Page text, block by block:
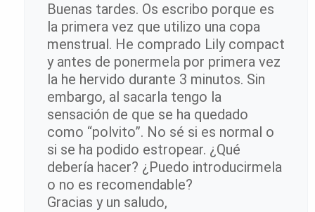
Buenas tardes. Os escribo porque es
la primera vez que utilizo una copa
menstrual. He comprado Lily compact
y antes de ponermela por primera vez
la he hervido durante 3 minutos. Sin
embargo, al sacarla tengo la
sensación de que se ha quedado
como “polvito”. No sé si es normal o
si se ha podido estropear. ¿Qué
debería hacer? ¿Puedo introducirmela
o no es recomendable?
Gracias y un saludo,